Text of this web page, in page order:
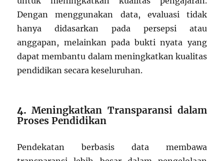
Dengan menggunakan data, evaluasi tidak
hanya didasarkan pada persepsi atau
anggapan, melainkan pada bukti nyata yang
dapat membantu dalam meningkatkan kualitas
pendidikan secara keseluruhan.
4.Meningkatkan Transparansi dalam
Proses Pendidikan
Pendekatan berbasis data membawa